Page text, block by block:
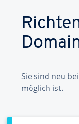
Sie sind neu
möglich ist.